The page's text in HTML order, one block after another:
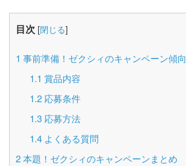
目次 [閉じる]
1 事前準備！ゼクシィのキャンペーン傾向
1.1 賞品内容
1.2応募条件
1.3応募方法
1.4よくある質問
2本題！ゼクシィのキャンペーンまとめ